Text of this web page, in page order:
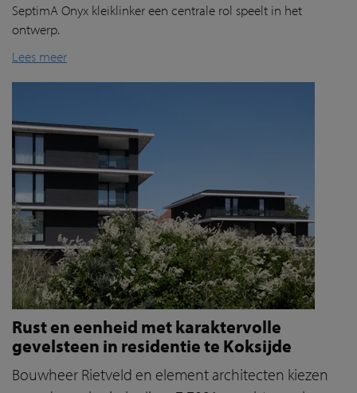
SeptimA Onyx kleiklinker een centrale rol speelt in het
ontwerp.
Lees meer
Rust en eenheid met karaktervolle
gevelsteen in residentie te Koksijde
Bouwheer Rietveld en element architecten kiezen